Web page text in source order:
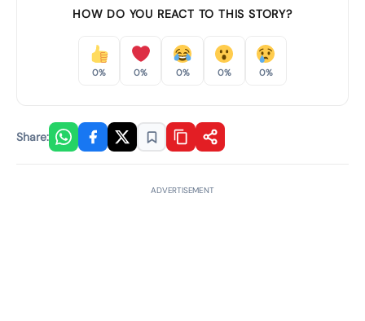
HOW DO YOU REACT TO THIS STORY?
0% 0% 0% 0% 0%
Share:
ADVERTISEMENT